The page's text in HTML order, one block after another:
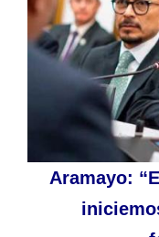
Aramayo: